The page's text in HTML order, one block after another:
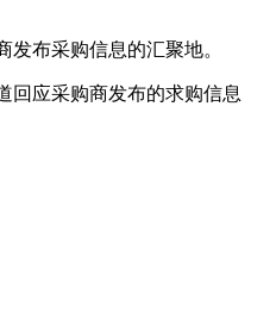
布采购信息的汇聚地。
回应采购商发布的求购信息